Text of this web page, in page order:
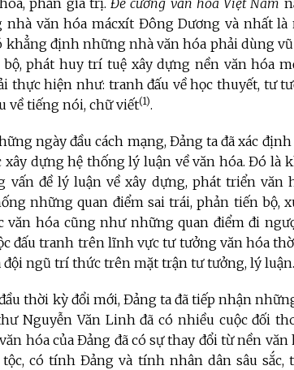
phản giá trị.Đề cương văn hóa Việt Nam
nhà văn hóa mácxít Đông Dương và nhất
khẳng định những nhà văn hóa phải dùng
phát huy trí tuệ xây dựng nền văn hóa
thực hiện như: tranh đấu về học thuyết, tư
về tiếng nói, chữ viết(1).
ngày đầu cách mạng, Đảng ta đã xác
dựng hệ thống lý luận về văn hóa. Đó là
vấn đề lý luận về xây dựng, phát triển văn
những quan điểm sai trái, phản tiến bộ,
hóa cũng như những quan điểm đi
đấu tranh trên lĩnh vực tư tưởng văn hóa
đội ngũ trí thức trên mặt trận tư tưởng, lý luận.
thời kỳ đổi mới, Đảng ta đã tiếp nhận
Nguyễn Văn Linh đã có nhiều cuộc đối
hóa của Đảng đã có sự thay đổi từ nền
có tính Đảng và tính nhân dân sâu sắc,